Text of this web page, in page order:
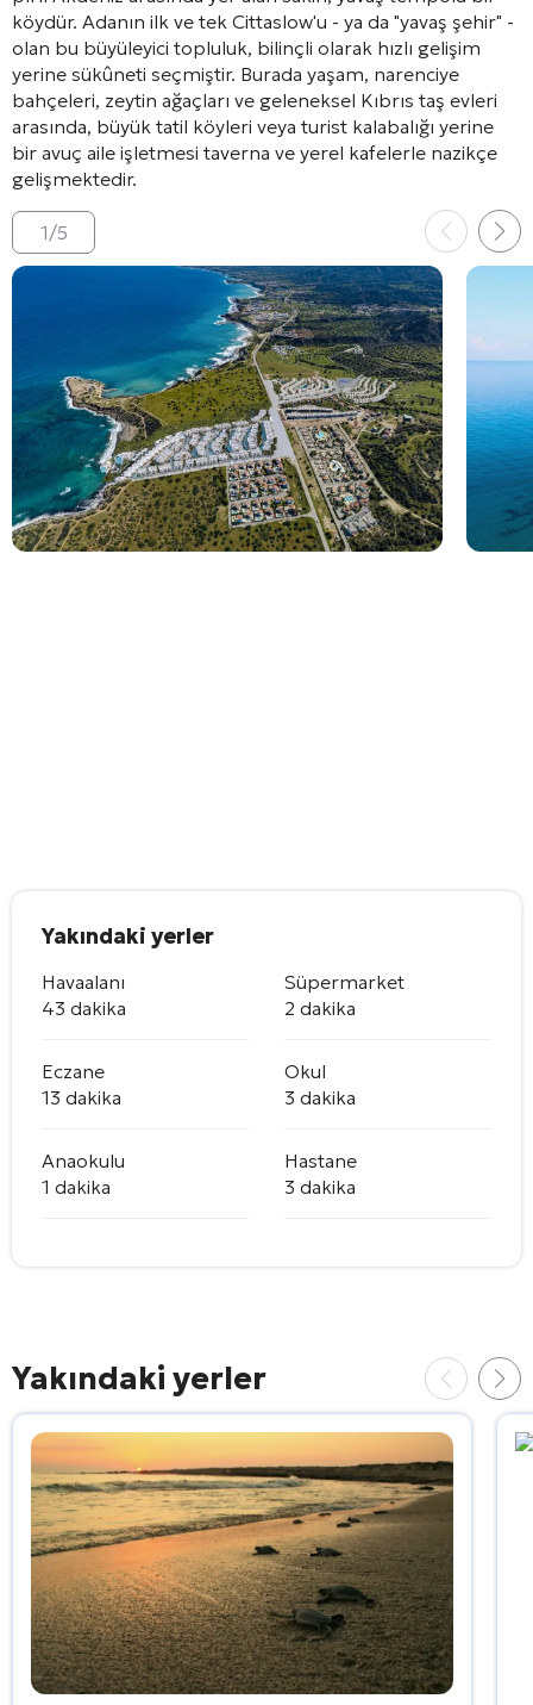
köydür. Adanın ilk ve tek Cittaslow'u - ya da "yavaş şehir" -
olan bu büyüleyici topluluk, bilinçli olarak hızlı gelişim
yerine sükûneti seçmiştir. Burada yaşam, narenciye
bahçeleri, zeytin ağaçları ve geleneksel Kıbrıs taş evleri
arasında, büyük tatil köyleri veya turist kalabalığı yerine
bir avuç aile işletmesi taverna ve yerel kafelerle nazikçe
gelişmektedir.
1/5
Yakındaki yerler
Havaalanı
43 dakika
Süpermarket
2 dakika
Eczane
13 dakika
Okul
3 dakika
Anaokulu
1 dakika
Hastane
3 dakika
Yakındaki yerler